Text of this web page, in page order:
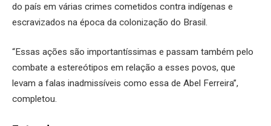
do país em várias crimes cometidos contra indígenas e
escravizados na época da colonização do Brasil.
“Essas ações são importantíssimas e passam também pelo
combate a estereótipos em relação a esses povos, que
levam a falas inadmissíveis como essa de Abel Ferreira”,
completou.